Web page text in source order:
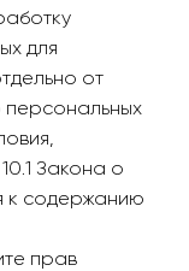
для
от
персональных
Закона о
к содержанию
прав